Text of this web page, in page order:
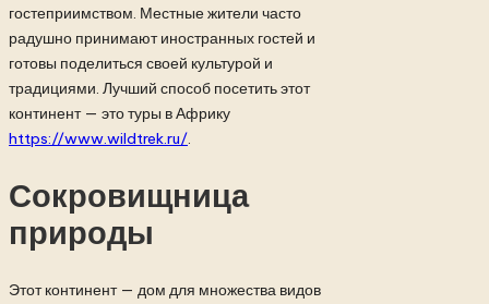
гостеприимством. Местные жители часто
радушно принимают иностранных гостей и
готовы поделиться своей культурой и
традициями. Лучший способ посетить этот
континент — это туры в Африку
https://www.wildtrek.ru/.
Сокровищница
природы
Этот континент — дом для множества видов